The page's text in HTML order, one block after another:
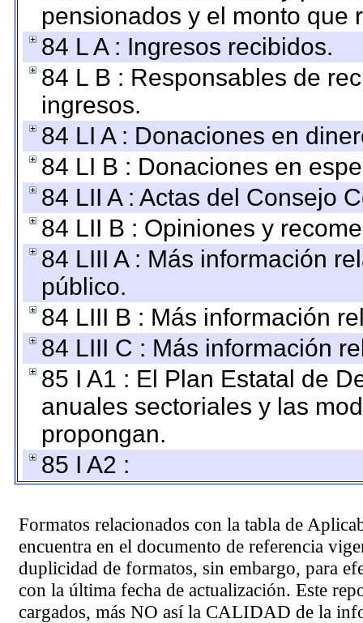
pensionados y el monto que
84 L A : Ingresos recibidos.
84 L B : Responsables de
ingresos.
84 LI A : Donaciones en
84 LI B : Donaciones en
84 LII A : Actas del Consejo
84 LII B : Opiniones y
84 LIII A : Más información
público.
84 LIII B : Más información
84 LIII C : Más información
85 I A1 : El Plan Estatal de
anuales sectoriales y las
propongan.
85 I A2 :
Formatos relacionados con la tabla de
encuentra en el documento de referencia
duplicidad de formatos, sin embargo, para
con la última fecha de actualización. Este
cargados, más NO así la CALIDAD de la